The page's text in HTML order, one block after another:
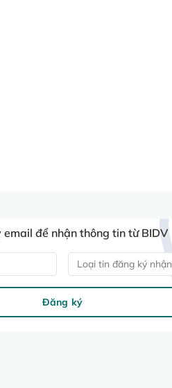
để nhận thông tin từ BIDV
Loại tin đăng ký nhận
Đăng ký